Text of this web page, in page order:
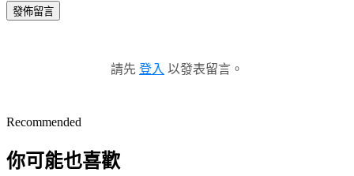
發佈留言
請先 登入 以發表留言。
Recommended
你可能也喜歡